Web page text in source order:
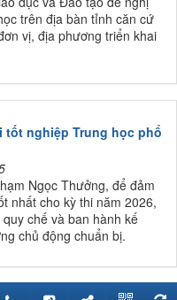
trên địa bàn tỉnh căn cứ
vị, địa phương triển khai
tốt nghiệp Trung học phổ
Ngọc Thưởng, để đảm
nhất cho kỳ thi năm 2026,
chế và ban hành kế
chủ động chuẩn bị.